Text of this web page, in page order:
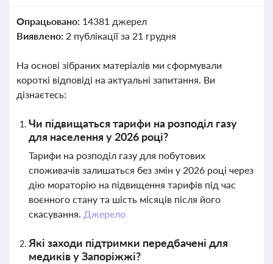
Опрацьовано: 14381 джерел
Виявлено: 2 публікації за 21 грудня
На основі зібраних матеріалів ми сформували
короткі відповіді на актуальні запитання. Ви
дізнаєтесь:
Чи підвищаться тарифи на розподіл газу
для населення у 2026 році?
Тарифи на розподіл газу для побутових
споживачів залишаться без змін у 2026 році через
дію мораторію на підвищення тарифів під час
воєнного стану та шість місяців після його
скасування. Джерело
Які заходи підтримки передбачені для
медиків у Запоріжжі?